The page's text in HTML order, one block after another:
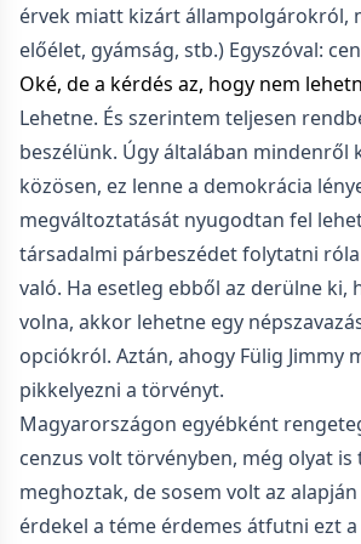
érvek miatt kizárt állampolgárokról,
előélet, gyámság, stb.) Egyszóval:
Oké, de a kérdés az, hogy nem
Lehetne. És szerintem teljesen
beszélünk. Úgy általában mindenről
közösen, ez lenne a demokrácia
megváltoztatását nyugodtan fel
társadalmi párbeszédet folytatni
való. Ha esetleg ebből az derülne ki,
volna, akkor lehetne egy
opciókról. Aztán, ahogy Fülig Jimmy
pikkelyezni a törvényt.
Magyarországon egyébként
cenzus volt törvényben, még olyat is
meghoztak, de sosem volt az alapján
érdekel a téme érdemes átfutni ezt